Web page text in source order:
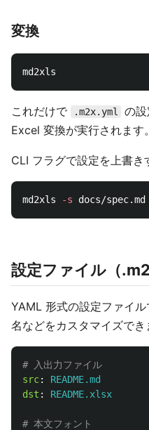
変換
これだけで .m2x.yml
の
Excel 変換が実行されます。
CLI フラグで設定を上書き
md2xls -s docs/spec.md
設定ファイル（
YAML 形式の設定ファイ
名などをカスタマイズでき
# 入出力ファイル
src:
README.md
dst : README.xlsx
# 本文フォント